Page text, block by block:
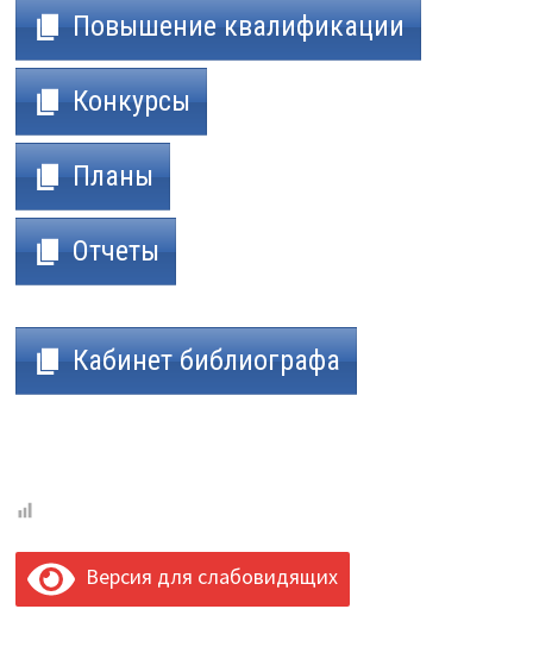
Повышение квалификации
Конкурсы
Планы
Отчеты
Кабинет библиографа
Версия для слабовидящих